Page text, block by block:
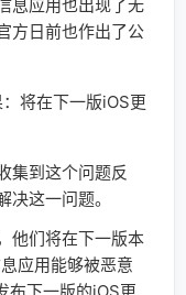
息应用也出现了无
方日前也作出了公
到这个问题反
这一问题。
们将在下一版本
应用能够被恶意